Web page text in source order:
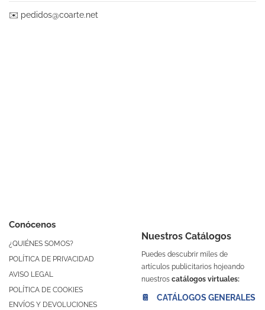
Conócenos
¿QUIÉNES SOMOS?
POLÍTICA DE PRIVACIDAD
AVISO LEGAL
POLÍTICA DE COOKIES
ENVÍOS Y DEVOLUCIONES
Nuestros Catálogos
Puedes descubrir miles de
artículos publicitarios hojeando
nuestros catálogos virtuales:
📔 CATÁLOGOS GENERALES
✉️ pedidos@coarte.net